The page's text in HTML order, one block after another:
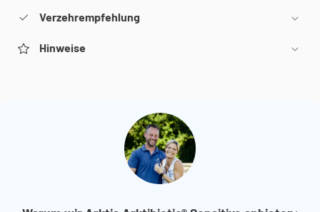
Verzehrempfehlung
Hinweise